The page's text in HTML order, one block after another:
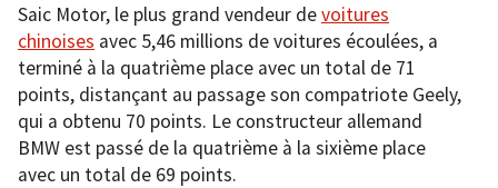
Saic Motor, le plus grand vendeur devoitures
chinoises avec 5,46 millions de voitures écoulées, a
terminé à la quatrième place avec un total de 71
points, distançant au passage son compatriote Geely,
qui a obtenu 70 points. Le constructeur allemand
BMW est passé de la quatrième à la sixième place
avec un total de 69 points.